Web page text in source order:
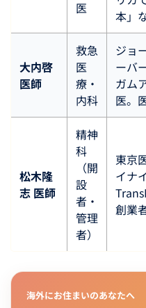
医
本」
大内啓
医師
救急
医
療・
内科
ジョ
ーバ
ガム
医。
松木隆
志 医師
精神
科
（開
設
者・
管理
者）
東京
イナ
創業
海外にお住まいのあなたへ